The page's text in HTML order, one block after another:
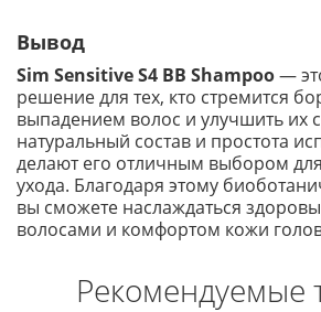
Вывод
Sim Sensitive S4 BB Shampoo—
решение для тех, кто стремится
выпадением волос и улучшить их
натуральный состав и простота
делают его отличным выбором
ухода. Благодаря этому
вы сможете наслаждаться
волосами и комфортом кожи
Рекомендуемые